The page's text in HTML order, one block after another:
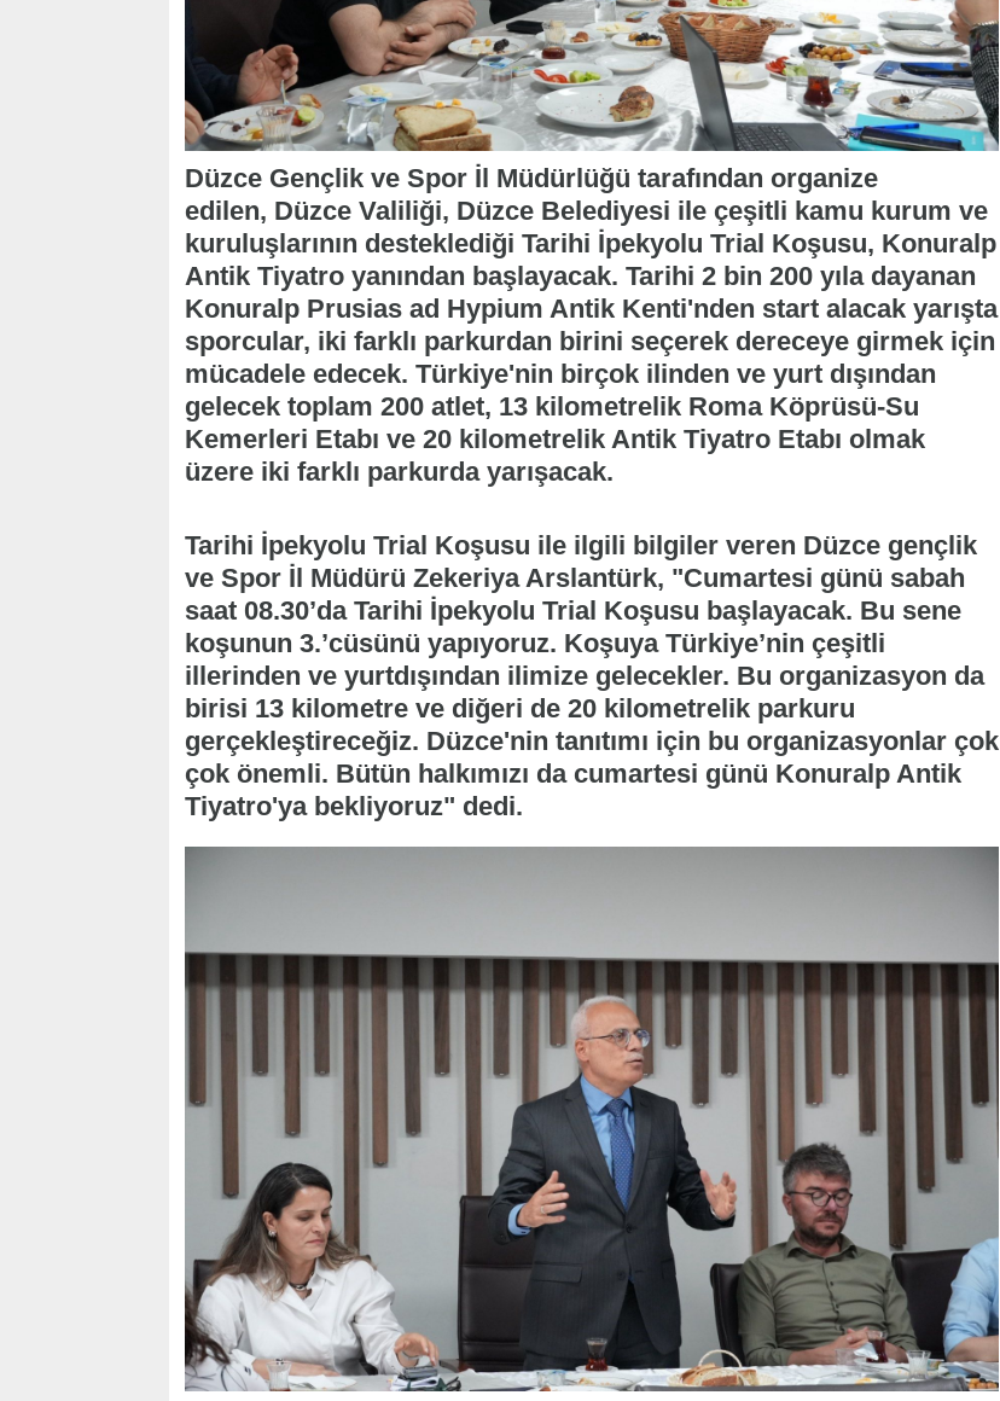
Düzce Gençlik ve Spor İl Müdürlüğü tarafından organize
edilen, Düzce Valiliği, Düzce Belediyesi ile çeşitli kamu kurum ve
kuruluşlarının desteklediği Tarihi İpekyolu Trial Koşusu, Konuralp
Antik Tiyatro yanından başlayacak. Tarihi 2 bin 200 yıla dayanan
Konuralp Prusias ad Hypium Antik Kenti'nden start alacak yarışta
sporcular, iki farklı parkurdan birini seçerek dereceye girmek için
mücadele edecek. Türkiye'nin birçok ilinden ve yurt dışından
gelecek toplam 200 atlet, 13 kilometrelik Roma Köprüsü-Su
Kemerleri Etabı ve 20 kilometrelik Antik Tiyatro Etabı olmak
üzere iki farklı parkurda yarışacak.
Tarihi İpekyolu Trial Koşusu ile ilgili bilgiler veren Düzce gençlik
ve Spor İl Müdürü Zekeriya Arslantürk, "Cumartesi günü sabah
saat 08.30’da Tarihi İpekyolu Trial Koşusu başlayacak. Bu sene
koşunun 3.’cüsünü yapıyoruz. Koşuya Türkiye’nin çeşitli
illerinden ve yurtdışından ilimize gelecekler. Bu organizasyon da
birisi 13 kilometre ve diğeri de 20 kilometrelik parkuru
gerçekleştireceğiz. Düzce'nin tanıtımı için bu organizasyonlar çok
çok önemli. Bütün halkımızı da cumartesi günü Konuralp Antik
Tiyatro'ya bekliyoruz" dedi.